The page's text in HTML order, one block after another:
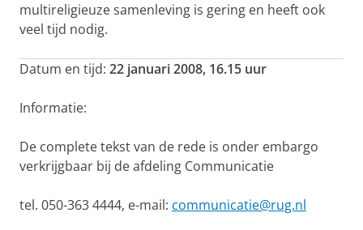
multireligieuze samenleving is gering en heeft ook
veel tijd nodig.
Datum en tijd: 22 januari 2008, 16.15 uur
Informatie:
De complete tekst van de rede is onder embargo
verkrijgbaar bij de afdeling Communicatie
tel. 050-363 4444, e-mail: communicatie@rug.nl